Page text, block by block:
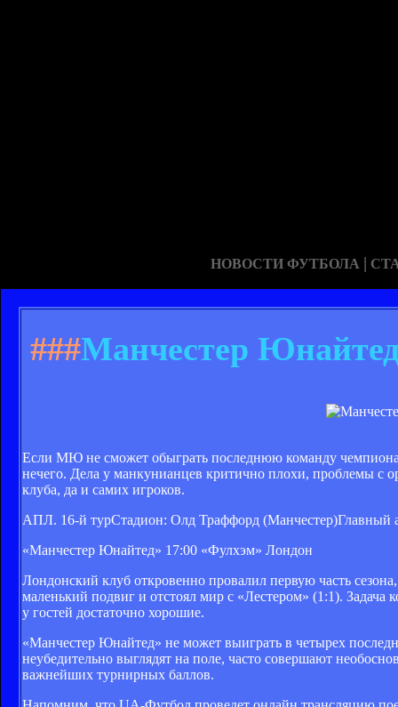
НОВОСТИ ФУТБОЛА |
###Манчестер
Если МЮ не сможет обыграть последнюю команду
нечего. Дела у манкунианцев критично плохи, проблемы с
клуба, да и самих игроков.
АПЛ. 16-й турСтадион: Олд Траффорд (Манчестер)Главный
«Манчестер Юнайтед» 17:00 «Фулхэм» Лондон
Лондонский клуб откровенно провалил первую часть
маленький подвиг и отстоял мир с «Лестером» (1:1).
у гостей достаточно хорошие.
«Манчестер Юнайтед» не может выиграть в четырех
неубедительно выглядят на поле, часто совершают
важнейших турнирных баллов.